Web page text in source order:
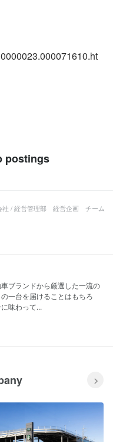
postings
社 / 経営管理部 経営企画 チーム
ブランドから厳選した一流の
一台を届けることはもちろ
味わって...